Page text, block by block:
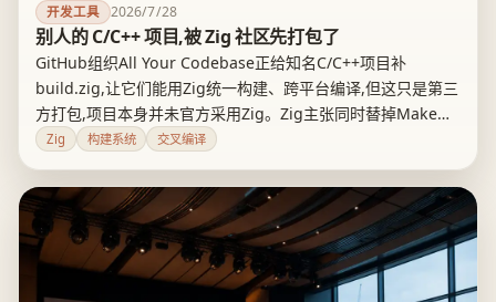
开发工具 2026/7/28
别人的 C/C++ 项目,被 Zig 社区先打包了
GitHub组织All Your Codebase正给知名C/C++项目补
build.zig,让它们能用Zig统一构建、跨平台编译,但这只是第三
方打包,项目本身并未官方采用Zig。Zig主张同时替掉Make、
CMake、系统包管理器和CI矩阵,交叉编译确实省事,但要绑定
而是上游愿不愿意收编、社区扛不扛得住长期维护。
Zig 构建系统 交叉编译